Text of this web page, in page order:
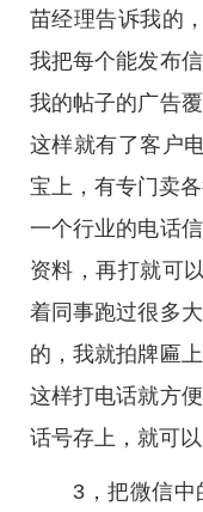
苗经理告诉我的
我把每个能发布
我的帖子的广告
这样就有了客户
宝上，有专门卖
一个行业的电话
资料，再打就可
着同事跑过很多
的，我就拍牌匾
这样打电话就方
话号存上，就可以
3，把微信